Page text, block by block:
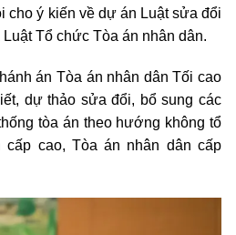
cho ý kiến về dự án Luật sửa đổi
Tổ chức Tòa án nhân dân.
án Tòa án nhân dân Tối cao
dự thảo sửa đổi, bổ sung các
tòa án theo hướng không tổ
cao, Tòa án nhân dân cấp